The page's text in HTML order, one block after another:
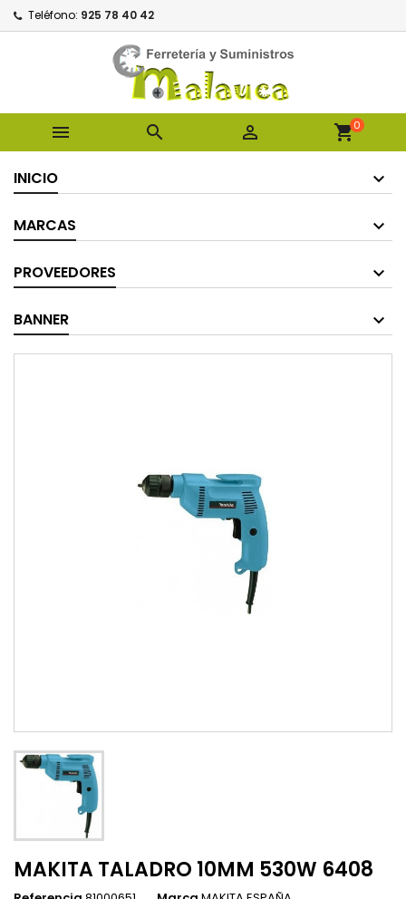
Teléfono: 925 78 40 42
   shopping_cart0
INICIO
MARCAS
PROVEEDORES
BANNER
MAKITA TALADRO 10MM 530W 6408